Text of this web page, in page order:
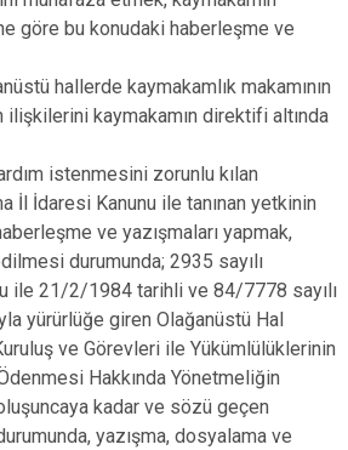
göre bu konudaki haberleşme ve
hallerde kaymakamlık makamının
ilişkilerini kaymakamın direktifi altında
istenmesini zorunlu kılan
İl İdaresi Kanunu ile tanınan yetkinin
ve yazışmaları yapmak,
durumunda; 2935 sayılı
ile 21/2/1984 tarihli ve 84/7778 sayılı
yürürlüğe giren Olağanüstü Hal
ve Görevleri ile Yükümlülüklerinin
Hakkında Yönetmeliğin
kadar ve sözü geçen
yazışma, dosyalama ve